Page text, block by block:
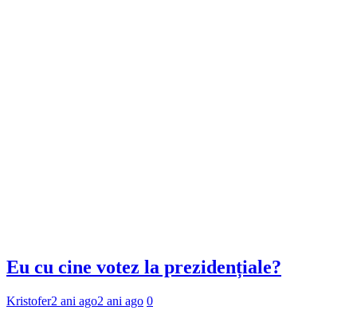
Eu cu cine votez la prezidențiale?
Kristofer2 ani ago2 ani ago 0